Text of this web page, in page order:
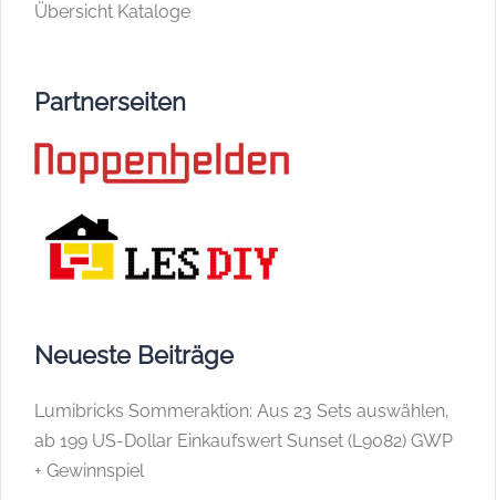
Übersicht Kataloge
Partnerseiten
Neueste Beiträge
Lumibricks Sommeraktion: Aus 23 Sets auswählen,
ab 199 US-Dollar Einkaufswert Sunset (L9082) GWP
+ Gewinnspiel